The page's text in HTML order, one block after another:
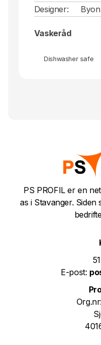
Designer:
Vaskeråd
Dishwasher safe
PS PROFIL er en
as i Stavanger.
E-post: